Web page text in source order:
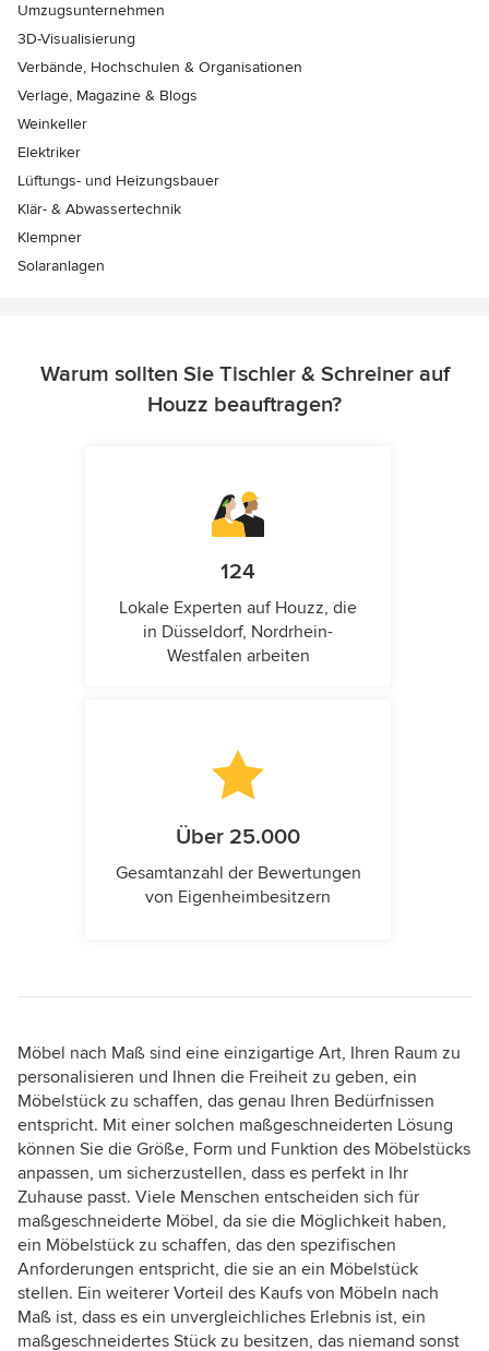
Umzugsunternehmen
3D-Visualisierung
Verbände, Hochschulen & Organisationen
Verlage, Magazine & Blogs
Weinkeller
Elektriker
Lüftungs- und Heizungsbauer
Klär- & Abwassertechnik
Klempner
Solaranlagen
Warum sollten Sie Tischler & Schreiner auf
Houzz beauftragen?
124
Lokale Experten auf Houzz, die
in Düsseldorf, Nordrhein-
Westfalen arbeiten
Über 25.000
Gesamtanzahl der Bewertungen
von Eigenheimbesitzern
Möbel nach Maß sind eine einzigartige Art, Ihren Raum zu
personalisieren und Ihnen die Freiheit zu geben, ein
Möbelstück zu schaffen, das genau Ihren Bedürfnissen
entspricht. Mit einer solchen maßgeschneiderten Lösung
können Sie die Größe, Form und Funktion des Möbelstücks
anpassen, um sicherzustellen, dass es perfekt in Ihr
Zuhause passt. Viele Menschen entscheiden sich für
maßgeschneiderte Möbel, da sie die Möglichkeit haben,
ein Möbelstück zu schaffen, das den spezifischen
Anforderungen entspricht, die sie an ein Möbelstück
stellen. Ein weiterer Vorteil des Kaufs von Möbeln nach
Maß ist, dass es ein unvergleichliches Erlebnis ist, ein
maßgeschneidertes Stück zu besitzen, das niemand sonst